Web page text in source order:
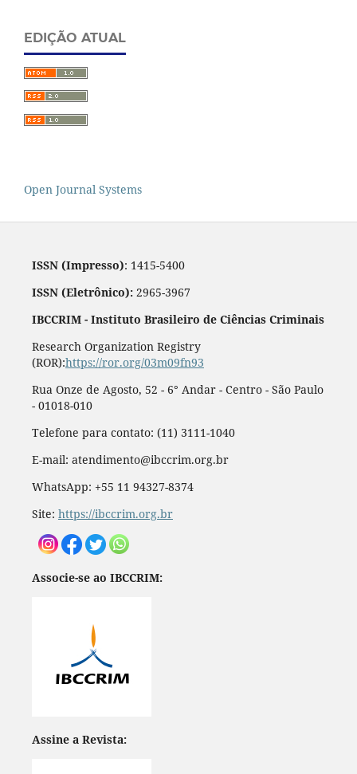
EDIÇÃO ATUAL
Open Journal Systems
ISSN (Impresso): 1415-5400
ISSN (Eletrônico): 2965-3967
IBCCRIM - Instituto Brasileiro de Ciências Criminais
Research Organization Registry
(ROR):https://ror.org/03m09fn93
Rua Onze de Agosto, 52 - 6° Andar - Centro - São Paulo
- 01018-010
Telefone para contato: (11) 3111-1040
E-mail: atendimento@ibccrim.org.br
WhatsApp: +55 11 94327-8374
Site: https://ibccrim.org.br
Associe-se ao IBCCRIM:
Assine a Revista: